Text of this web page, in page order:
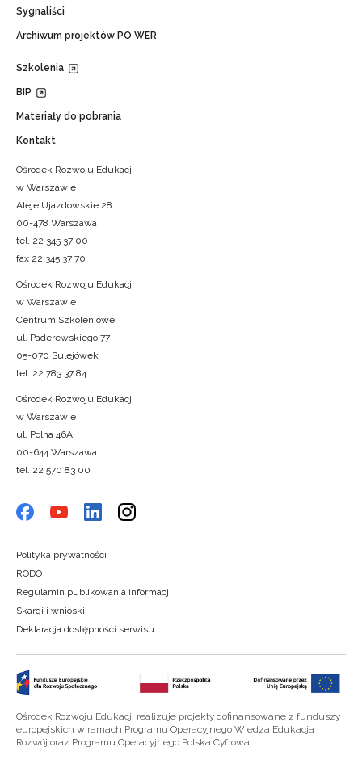
Sygnaliści
Archiwum projektów PO WER
Szkolenia
BIP
Materiały do pobrania
Kontakt
Ośrodek Rozwoju Edukacji
w Warszawie
Aleje Ujazdowskie 28
00-478 Warszawa
tel. 22 345 37 00
fax 22 345 37 70
Ośrodek Rozwoju Edukacji
w Warszawie
Centrum Szkoleniowe
ul. Paderewskiego 77
05-070 Sulejówek
tel. 22 783 37 84
Ośrodek Rozwoju Edukacji
w Warszawie
ul. Polna 46A
00-644 Warszawa
tel. 22 570 83 00
Polityka prywatności
RODO
Regulamin publikowania informacji
Skargi i wnioski
Deklaracja dostępności serwisu
Ośrodek Rozwoju Edukacji realizuje projekty dofinansowane z funduszy
europejskich w ramach Programu Operacyjnego Wiedza Edukacja
Rozwój oraz Programu Operacyjnego Polska Cyfrowa